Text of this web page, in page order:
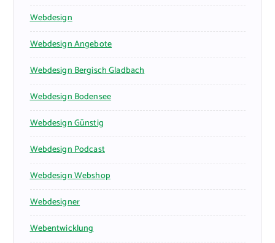
Webdesign
Webdesign Angebote
Webdesign Bergisch Gladbach
Webdesign Bodensee
Webdesign Günstig
Webdesign Podcast
Webdesign Webshop
Webdesigner
Webentwicklung